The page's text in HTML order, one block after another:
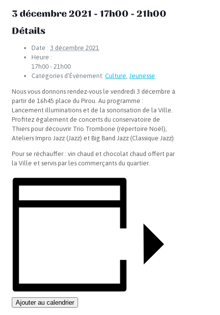
3 décembre 2021 - 17h00 - 21h00
Détails
Date : 3 décembre 2021
Heure :
17h00 - 21h00
Catégories d’Évènement: Culture Jeunesse
Nous vous donnons rendez-vous le vendredi 3 décembre à
partir de 16h45 place du Pirou. Au programme :
Lancement illuminations et de la sonorisation de la Ville.
Profitez également de concerts du conservatoire de
Thiers pour découvrir Trio Trombone (répertoire Noël),
Ateliers Impro Jazz (Jazz) et Big Band Jazz (Classique Jazz)
Pour se réchauffer : vin chaud et chocolat chaud offert par
la Ville et servis par les commerçants du quartier.
Ajouter au calendrier